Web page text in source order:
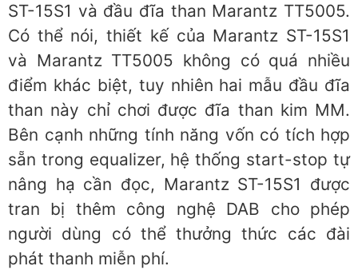
ST-15S1 và đầu đĩa than Marantz TT5005.
Có thể nói, thiết kế của Marantz ST-15S1
và Marantz TT5005 không có quá nhiều
điểm khác biệt, tuy nhiên hai mẫu đầu đĩa
than này chỉ chơi được đĩa than kim MM.
Bên cạnh những tính năng vốn có tích hợp
sẵn trong equalizer, hệ thống start-stop tự
nâng hạ cần đọc, Marantz ST-15S1 được
tran bị thêm công nghệ DAB cho phép
người dùng có thể thưởng thức các đài
phát thanh miễn phí.